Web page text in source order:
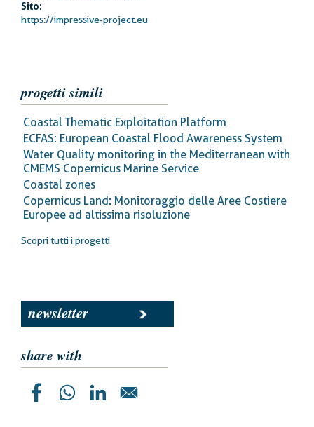
Sito:
https://impressive-project.eu
progetti simili
Coastal Thematic Exploitation Platform
ECFAS: European Coastal Flood Awareness System
Water Quality monitoring in the Mediterranean with
CMEMS Copernicus Marine Service
Coastal zones
Copernicus Land: Monitoraggio delle Aree Costiere
Europee ad altissima risoluzione
Scopri tutti i progetti
newsletter
share with